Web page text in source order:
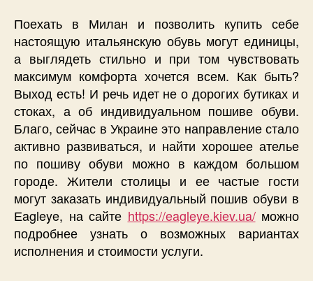
Поехать в Милан и позволить купить себе
настоящую итальянскую обувь могут единицы,
а выглядеть стильно и при том чувствовать
максимум комфорта хочется всем. Как быть?
Выход есть! И речь идет не о дорогих бутиках и
стоках, а об индивидуальном пошиве обуви.
Благо, сейчас в Украине это направление стало
активно развиваться, и найти хорошее ателье
по пошиву обуви можно в каждом большом
городе. Жители столицы и ее частые гости
могут заказать индивидуальный пошив обуви в
Еagleye, на сайте https://eagleye.kiev.ua/можно
подробнее узнать о возможных вариантах
исполнения и стоимости услуги.